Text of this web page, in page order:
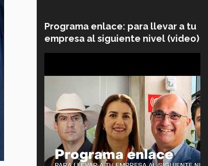
Programa enlace: para llevar a tu
empresa al siguiente nivel (video)